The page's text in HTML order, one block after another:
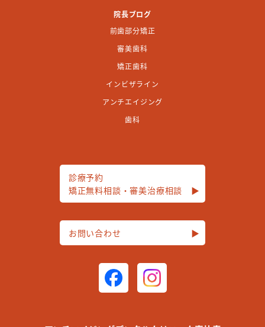
院長ブログ
前歯部分矯正
審美歯科
矯正歯科
インビザライン
アンチエイジング
歯科
診療予約
矯正無料相談・審美治療相談
▶︎
お問い合わせ ▶︎